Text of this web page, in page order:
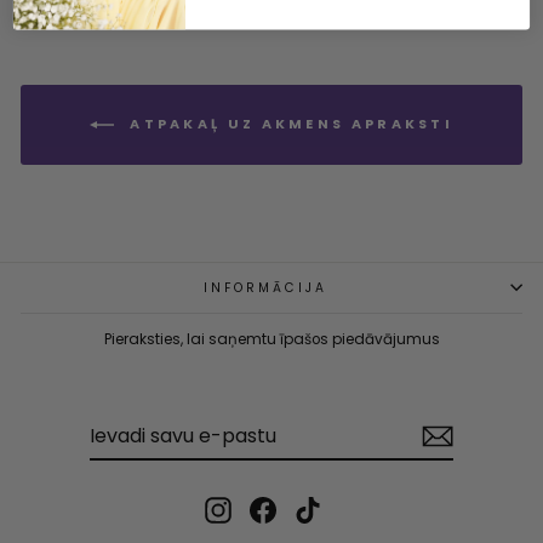
ATPAKAĻ UZ AKMENS APRAKSTI
INFORMĀCIJA
Pieraksties, lai saņemtu īpašos piedāvājumus
Instagram
FacebookTikTok